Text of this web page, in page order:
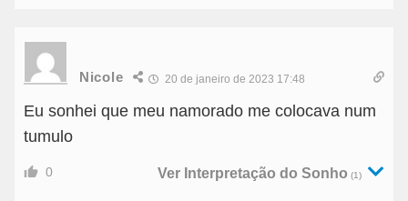
Nicole 20 de janeiro de 2023 17:48
Eu sonhei que meu namorado me colocava num
tumulo
0 Ver Interpretação do Sonho (1)